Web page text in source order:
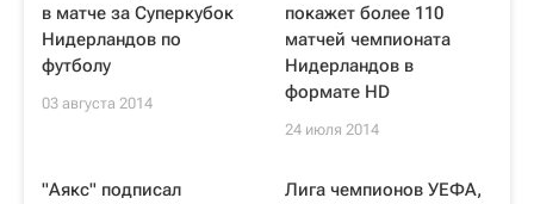
в матче за Суперкубок
Нидерландов по
футболу
03 августа 2014
покажет более 110
матчей чемпионата
Нидерландов в
формате HD
24 июля 2014
"Аякс" подписал
Лига чемпионов УЕФА,